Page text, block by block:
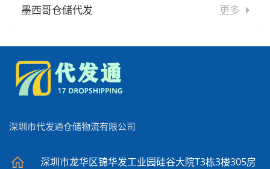
墨西哥仓储代发 更多
深圳市代发通仓储物流有限公司
深圳市龙华区锦华发工业园硅谷大院T3栋3楼305房